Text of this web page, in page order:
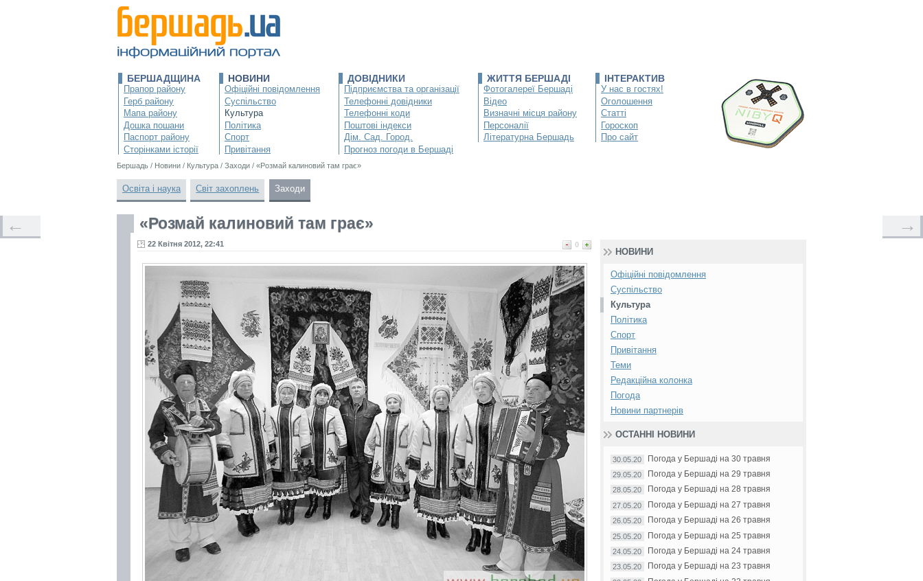
БЕРШАДЩИНА
Прапор району
Герб району
Мапа району
Дошка пошани
Паспорт району
Сторінками історії
НОВИНИ
Офіційні повідомлення
Суспільство
Культура
Політика
Спорт
Привітання
ДОВІДНИКИ
Підприємства та організації
Телефонні довідники
Телефонні коди
Поштові індекси
Дім. Сад. Город.
Прогноз погоди в Бершаді
ЖИТТЯ БЕРШАДІ
Фотогалереї Бершаді
Відео
Визначні місця району
Персоналії
Літературна Бершадь
ІНТЕРАКТИВ
У нас в гостях!
Оголошення
Статті
Гороскоп
Про сайт
Бершадь / Новини / Культура / Заходи / «Розмай калиновий там грає»
Освіта і наука Світ захоплень Заходи
«Розмай калиновий там грає»
0
22 Квітня 2012, 22:41
← →
НОВИНИ
Офіційні повідомлення
Суспільство
Культура
Політика
Спорт
Привітання
Теми
Редакційна колонка
Погода
Новини партнерів
ОСТАННІ НОВИНИ
30.05.20 Погода у Бершаді на 30 травня
29.05.20 Погода у Бершаді на 29 травня
28.05.20 Погода у Бершаді на 28 травня
27.05.20 Погода у Бершаді на 27 травня
26.05.20 Погода у Бершаді на 26 травня
25.05.20 Погода у Бершаді на 25 травня
24.05.20 Погода у Бершаді на 24 травня
23.05.20 Погода у Бершаді на 23 травня